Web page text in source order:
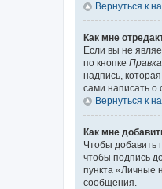
Вернуться к
Как мне
Если вы не
по кнопке Правка
надпись,
сами написать о
Вернуться к
Как мне
Чтобы добавить
чтобы подпись
пункта «Личные
сообщения.